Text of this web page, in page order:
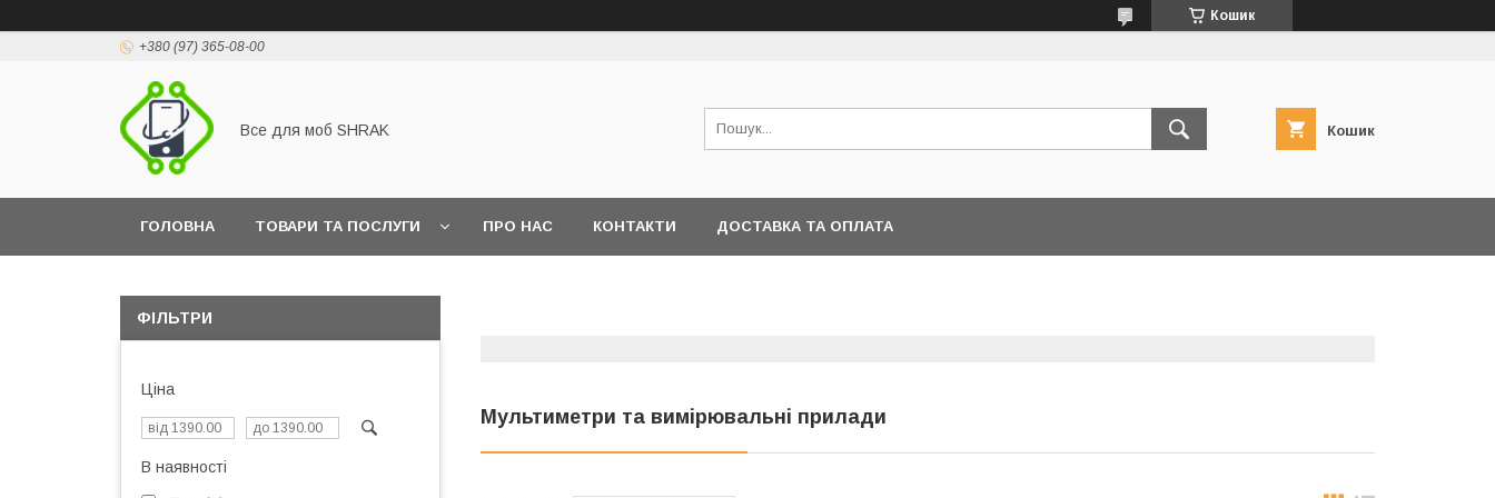
Кошик
+380 (97) 365-08-00
Все для моб SHRAK Кошик
ГОЛОВНА ТОВАРИ ТА ПОСЛУГИ ПРО НАС КОНТАКТИ ДОСТАВКА ТА ОПЛАТА
Мультиметри та вимірювальні прилади
ФІЛЬТРИ
Ціна
В наявності